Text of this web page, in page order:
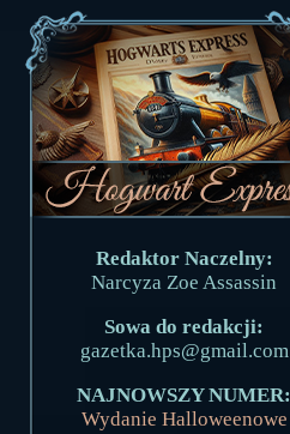
Redaktor Naczelny:
Narcyza Zoe Assassin
Sowa do redakcji:
gazetka.hps@gmail.com
NAJNOWSZY NUMER:
Wydanie Halloweenowe